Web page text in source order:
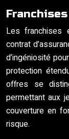
Les franchises
contrat
d’ingéniosité
protection
offres se
permettant aux
couverture en
risque.